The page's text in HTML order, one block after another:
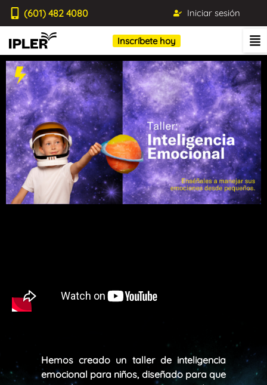
(601) 482 4080 Iniciar sesión
Inscríbete hoy
Hemos creado un taller de inteligencia
emocional para niños, diseñado para que